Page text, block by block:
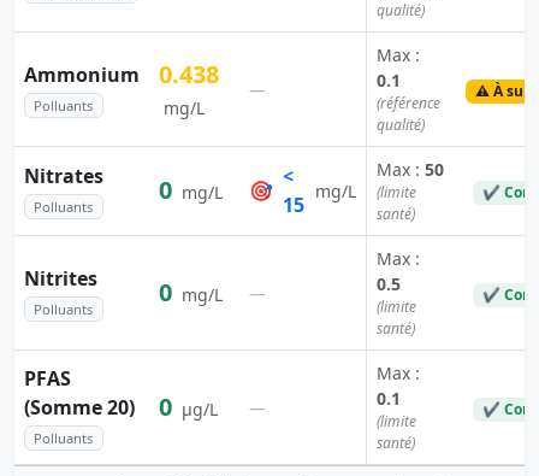
qualité)
Ammonium
Polluants
0.438
mg/L
—
Max :
0.1
(référence
qualité)
⚠️ À
Nitrates
Polluants
0 mg/L 🎯
<
15
mg/L
Max : 50
(limite
santé)
✔
Nitrites
Polluants
0 mg/L —
Max :
0.5
(limite
santé)
✔
PFAS
(Somme 20)
Polluants
0 µg/L —
Max :
0.1
(limite
santé)
✔